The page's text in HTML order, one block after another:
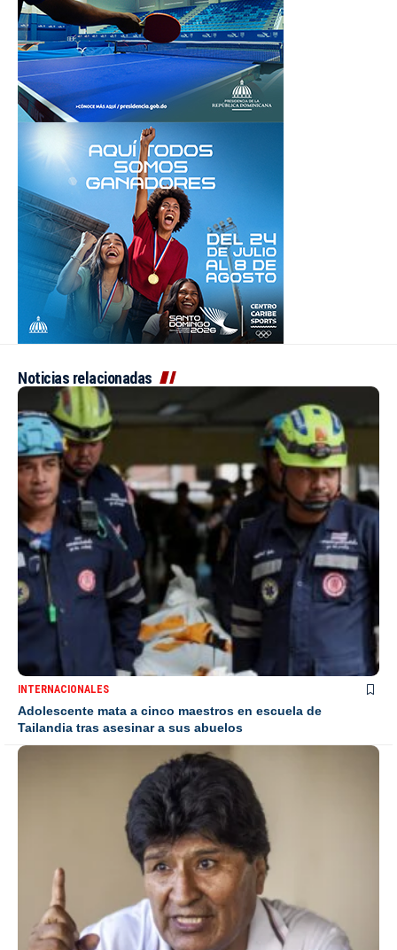
Noticias relacionadas
INTERNACIONALES
Adolescente mata a cinco maestros en escuela de
Tailandia tras asesinar a sus abuelos